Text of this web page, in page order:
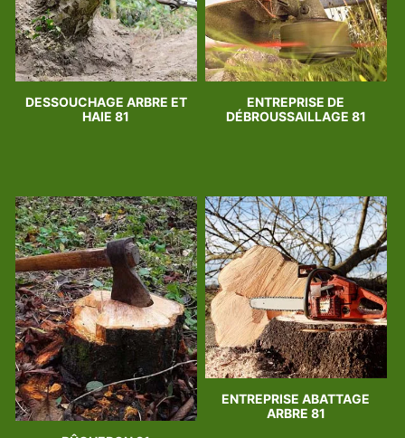
DESSOUCHAGE ARBRE ET
HAIE 81
ENTREPRISE DE
DÉBROUSSAILLAGE 81
ENTREPRISE ABATTAGE
ARBRE 81